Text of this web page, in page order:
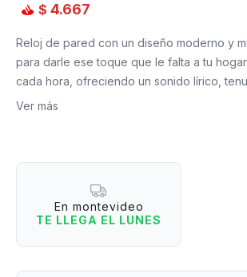
$ 4.667
Reloj de pared con un diseño moderno y
para darle ese toque que le falta a tu
cada hora, ofreciendo un sonido lírico,
Como si te encontraras en la misma selva
- Funciona con 3 pilas AA (no incluídas)
Ver más
En montevideo
TE LLEGA EL LUNES